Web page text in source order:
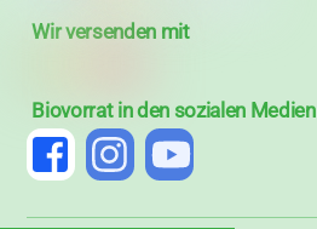
Wir versenden mit
Biovorrat in den sozialen Medien